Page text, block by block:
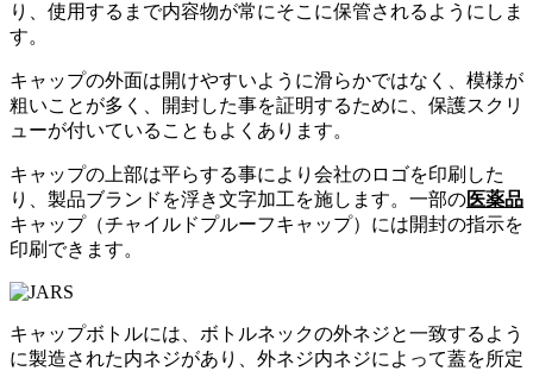
り、使用するまで内容物が常にそこに保管されるようにしま
す。
キャップの外面は開けやすいように滑らかではなく、模様が
粗いことが多く、開封した事を証明するために、保護スクリ
ューが付いていることもよくあります。
キャップの上部は平らする事により会社のロゴを印刷した
り、製品ブランドを浮き文字加工を施します。一部の医薬品
キャップ（チャイルドプルーフキャップ）には開封の指示を
印刷できます。
キャップボトルには、ボトルネックの外ネジと一致するよう
に製造された内ネジがあり、外ネジ内ネジによって蓋を所定